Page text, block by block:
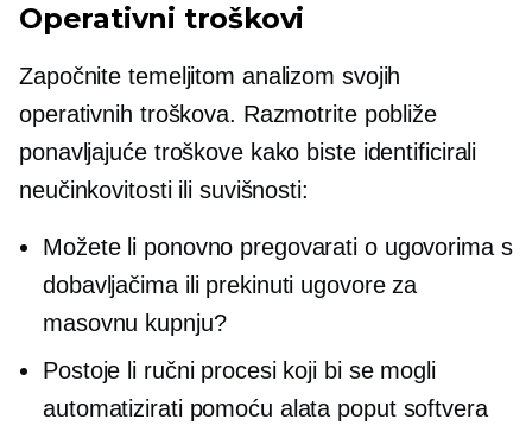
Operativni troškovi
Započnite temeljitom analizom svojih
operativnih troškova. Razmotrite pobliže
ponavljajuće troškove kako biste identificirali
neučinkovitosti ili suvišnosti:
Možete li ponovno pregovarati o ugovorima s
dobavljačima ili prekinuti ugovore za
masovnu kupnju?
Postoje li ručni procesi koji bi se mogli
automatizirati pomoću alata poput softvera